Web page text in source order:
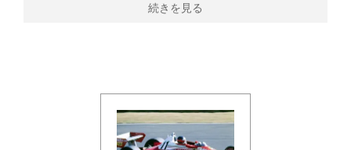
続きを見る